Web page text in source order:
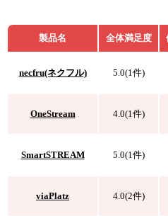
製品名 全体満足度
necfru(ネクフル) 5.0(1件)
OneStream 4.0(1件)
SmartSTREAM 5.0(1件)
viaPlatz 4.0(2件)